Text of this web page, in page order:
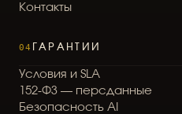
Контакты
04 ГАРАНТИИ
Условия и S A
1 52-ФЗ — персданные
Безопасность A